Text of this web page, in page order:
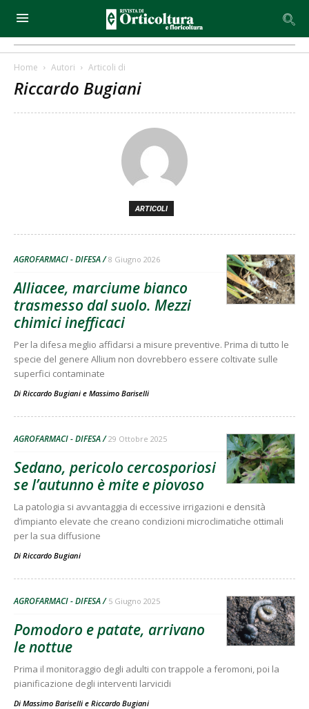
Home Autori Articoli di
Riccardo Bugiani
ARTICOLI
AGROFARMACI - DIFESA 8 Giugno 2026
Alliacee, marciume bianco
trasmesso dal suolo. Mezzi
chimici inefficaci
Per la difesa meglio affidarsi a misure preventive. Prima di tutto le
specie del genere Allium non dovrebbero essere coltivate sulle
superfici contaminate
Di Riccardo Bugiani e Massimo Bariselli
AGROFARMACI - DIFESA 29 Ottobre 2025
Sedano, pericolo cercosporiosi
se l’autunno è mite e piovoso
La patologia si avvantaggia di eccessive irrigazioni e densità
d’impianto elevate che creano condizioni microclimatiche ottimali
per la sua diffusione
Di Riccardo Bugiani
AGROFARMACI - DIFESA 5 Giugno 2025
Pomodoro e patate, arrivano
le nottue
Prima il monitoraggio degli adulti con trappole a feromoni, poi la
pianificazione degli interventi larvicidi
Di Massimo Bariselli e Riccardo Bugiani